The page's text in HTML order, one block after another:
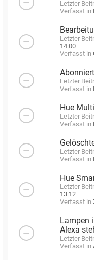
Letzter
Verfasst in
Letzter
14:00
Verfasst in
Letzter
Verfasst in
Hue
Letzter
Verfasst in
Letzter
Verfasst in
Hue
Letzter
13:12
Verfasst in
Lampen
Alexa
Letzter
Verfasst in